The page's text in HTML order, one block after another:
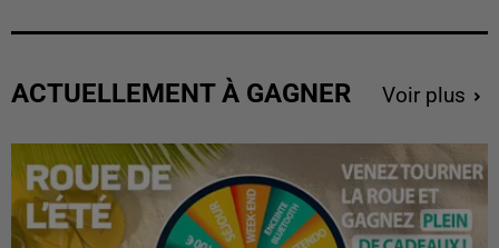
ACTUELLEMENT À GAGNER Voir plus